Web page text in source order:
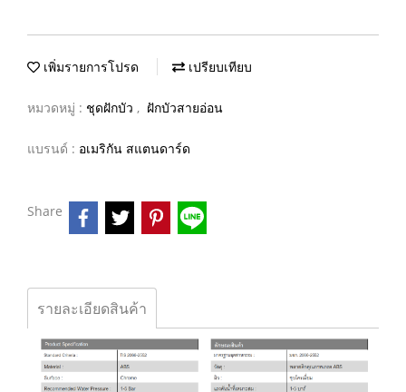
เพิ่มรายการโปรด เปรียบเทียบ
หมวดหมู่ : ชุดฝักบัว , ฝักบัวสายอ่อน
แบรนด์ : อเมริกัน สแตนดาร์ด
Share
รายละเอียดสินค้า